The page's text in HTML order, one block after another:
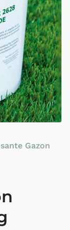
Gazon